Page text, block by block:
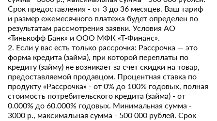
Срок предоставления - от 3 до 36 месяцев. Ваш тариф
и размер ежемесячного платежа будет определен по
результатам рассмотрения заявки. Условия АО
«Тинькофф Банк» и ООО МФК «Т-Финанс».
2. Если у вас есть только рассрочка: Рассрочка — это
форма кредита (займа), при которой переплаты по
кредиту (займу) не возникает за счет скидки на товар,
предоставляемой продавцом. Процентная ставка по
продукту «Рассрочка» - от 0% до 100% годовых, полная
стоимость потребительского кредита (займа) - от
0.000% до 60.000% годовых. Минимальная сумма -
3000 р., максимальная сумма - 500 000 рублей. Срок